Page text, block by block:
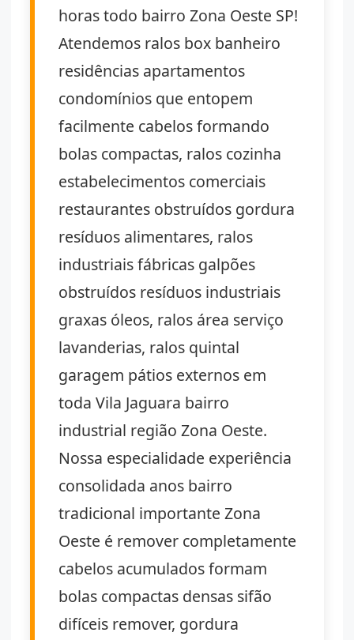
horas todo bairro Zona Oeste SP!
Atendemos ralos box banheiro
residências apartamentos
condomínios que entopem
facilmente cabelos formando
bolas compactas, ralos cozinha
estabelecimentos comerciais
restaurantes obstruídos gordura
resíduos alimentares, ralos
industriais fábricas galpões
obstruídos resíduos industriais
graxas óleos, ralos área serviço
lavanderias, ralos quintal
garagem pátios externos em
toda Vila Jaguara bairro
industrial região Zona Oeste.
Nossa especialidade experiência
consolidada anos bairro
tradicional importante Zona
Oeste é remover completamente
cabelos acumulados formam
bolas compactas densas sifão
difíceis remover, gordura